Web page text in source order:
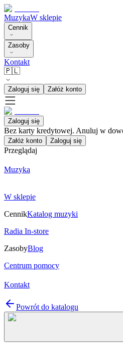
MuzykaW sklepie
Cennik
Zasoby
Kontakt
🇵🇱
Zaloguj się Załóż konto
Zaloguj się
Bez karty kredytowej. Anuluj w
Załóż konto Zaloguj się
Przeglądaj
Muzyka
W sklepie
CennikKatalog muzyki
Radia In-store
ZasobyBlog
Centrum pomocy
Kontakt
Powrót do katalogu